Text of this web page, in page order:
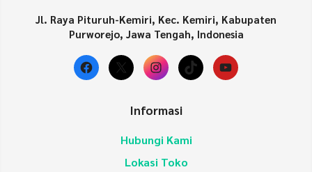
Jl. Raya Pituruh-Kemiri, Kec. Kemiri, Kabupaten
Purworejo, Jawa Tengah, Indonesia
Facebook
X Instagram
TikTokYouTube
Informasi
Hubungi Kami
Lokasi Toko